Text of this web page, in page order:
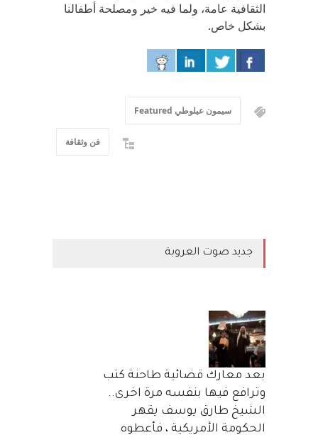
الثقافية عامة، ولما فيه خير ومصلحة أطفالنا
بشكل خاص.
سيمون عيلوطي Featured
فن وثقافة
جديد صوت العروبة
بعد معارك قضائية طاحنة كتب
وترافع فيها بنفسه مرة اخرى..
الشيخ طارق يوسف يقهر
الحكومة الأمريكية ، فأعطوه